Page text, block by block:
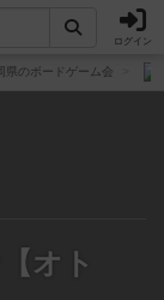
ログイン
県のボードゲーム会
オト